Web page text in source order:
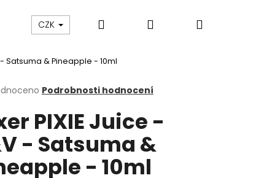
Sledování zásilek Obchodní podmínky
CZK Hledat PřihlášeníNákupní
- Satsuma & Pineapple - 10ml
Podrobnosti hodnocení
PIXIE Juice -
- Satsuma &
- 10ml